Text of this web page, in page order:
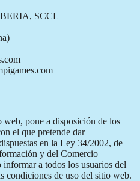
SCCL
web, pone a disposición de los
el que pretende dar
en la Ley 34/2002, de
y del Comercio
a todos los usuarios del
condiciones de uso del sitio web.